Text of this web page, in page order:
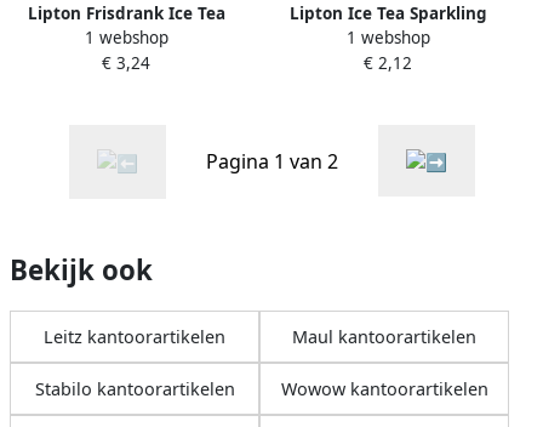
Lipton Frisdrank Ice Tea
green strawberry petfles
500ml
1 webshop
€ 3,24
Lipton Ice Tea Sparkling
Zero blik van 33 cl pak van
24 stuks
1 webshop
€ 2,12
Pagina 1 van 2
Bekijk ook
Leitz kantoorartikelen Maul kantoorartikelen
Stabilo kantoorartikelen Wowow kantoorartikelen